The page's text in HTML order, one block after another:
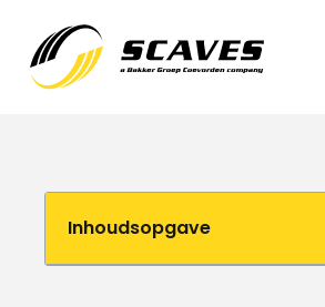
Inhoudsopgave